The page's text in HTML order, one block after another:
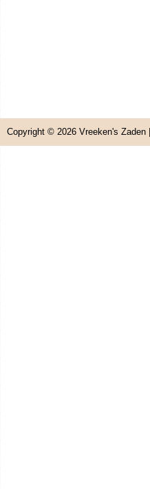
Copyright © 2026 Vreeken's Zaden